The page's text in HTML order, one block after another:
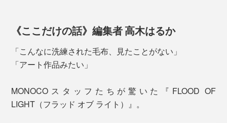
立。
今までになかった毛布『FLOOD OF LIGHT』が誕生しま
した。
《ここだけの話》編集者 高木はるか
「こんなに洗練された毛布、見たことがない」
「アート作品みたい」
MONOCOスタッフたちが驚いた『FLOOD OF
LIGHT（フラッド オブ ライト）』。